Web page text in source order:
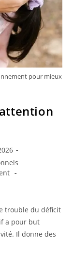
pour mieux
trouble du déficit
a pour but
Il donne des